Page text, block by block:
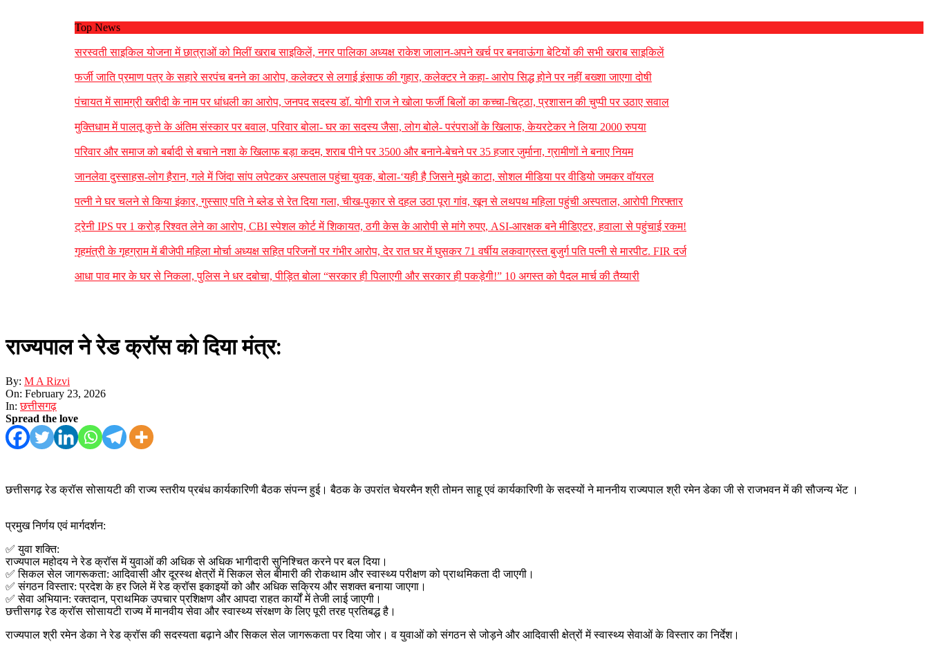
Top News
सरस्वती साइकिल योजना में छात्राओं को मिलीं खराब साइकिलें, नगर पालिका अध्यक्ष राकेश जालान-अपने खर्च पर बनवाऊंगा बेटियों की सभी खराब साइकिलें
फर्जी जाति प्रमाण पत्र के सहारे सरपंच बनने का आरोप, कलेक्टर से लगाई इंसाफ की गुहार, कलेक्टर ने कहा- आरोप सिद्ध होने पर नहीं बख्शा जाएगा दोषी
पंचायत में सामग्री खरीदी के नाम पर धांधली का आरोप, जनपद सदस्य डॉ. योगी राज ने खोला फर्जी बिलों का कच्चा-चिट्ठा, प्रशासन की चुप्पी पर उठाए सवाल
मुक्तिधाम में पालतू कुत्ते के अंतिम संस्कार पर बवाल, परिवार बोला- घर का सदस्य जैसा, लोग बोले- परंपराओं के खिलाफ, केयरटेकर ने लिया 2000 रुपया
परिवार और समाज को बर्बादी से बचाने नशा के खिलाफ बड़ा कदम, शराब पीने पर 3500 और बनाने-बेचने पर 35 हजार जुर्माना, ग्रामीणों ने बनाए नियम
जानलेवा दुस्साहस-लोग हैरान, गले में जिंदा सांप लपेटकर अस्पताल पहुंचा युवक, बोला-‘यही है जिसने मुझे काटा, सोशल मीडिया पर वीडियो जमकर वॉयरल
पत्नी ने घर चलने से किया इंकार, गुस्साए पति ने ब्लेड से रेत दिया गला, चीख-पुकार से दहल उठा पूरा गांव, खून से लथपथ महिला पहुंची अस्पताल, आरोपी गिरफ्तार
ट्रेनी IPS पर 1 करोड़ रिश्वत लेने का आरोप, CBI स्पेशल कोर्ट में शिकायत, ठगी केस के आरोपी से मांगे रुपए, ASI-आरक्षक बने मीडिएटर, हवाला से पहुंचाई रकम!
गृहमंत्री के गृहग्राम में बीजेपी महिला मोर्चा अध्यक्ष सहित परिजनों पर गंभीर आरोप, देर रात घर में घुसकर 71 वर्षीय लकवाग्रस्त बुजुर्ग पति पत्नी से मारपीट. FIR दर्ज
आधा पाव मार के घर से निकला, पुलिस ने धर दबोचा, पीड़ित बोला “सरकार ही पिलाएगी और सरकार ही पकड़ेगी!” 10 अगस्त को पैदल मार्च की तैय्यारी
राज्यपाल ने रेड क्रॉस को दिया मंत्र:
By: M A Rizvi
On: February 23, 2026
In: छत्तीसगढ़
Spread the love
छत्तीसगढ़ रेड क्रॉस सोसायटी की राज्य स्तरीय प्रबंध कार्यकारिणी बैठक संपन्न हुई। बैठक के उपरांत चेयरमैन श्री तोमन साहू एवं कार्यकारिणी के सदस्यों ने माननीय राज्यपाल श्री रमेन डेका जी से राजभवन में की सौजन्य भेंट ।
​प्रमुख निर्णय एवं मार्गदर्शन:
✅ युवा शक्ति:
राज्यपाल महोदय ने रेड क्रॉस में युवाओं की अधिक से अधिक भागीदारी सुनिश्चित करने पर बल दिया।
✅ सिकल सेल जागरूकता: आदिवासी और दूरस्थ क्षेत्रों में सिकल सेल बीमारी की रोकथाम और स्वास्थ्य परीक्षण को प्राथमिकता दी जाएगी।
✅ संगठन विस्तार: प्रदेश के हर जिले में रेड क्रॉस इकाइयों को और अधिक सक्रिय और सशक्त बनाया जाएगा।
✅ सेवा अभियान: रक्तदान, प्राथमिक उपचार प्रशिक्षण और आपदा राहत कार्यों में तेजी लाई जाएगी।
​छत्तीसगढ़ रेड क्रॉस सोसायटी राज्य में मानवीय सेवा और स्वास्थ्य संरक्षण के लिए पूरी तरह प्रतिबद्ध है।
​राज्यपाल श्री रमेन डेका ने रेड क्रॉस की सदस्यता बढ़ाने और सिकल सेल जागरूकता पर दिया जोर। व ​युवाओं को संगठन से जोड़ने और आदिवासी क्षेत्रों में स्वास्थ्य सेवाओं के विस्तार का निर्देश।